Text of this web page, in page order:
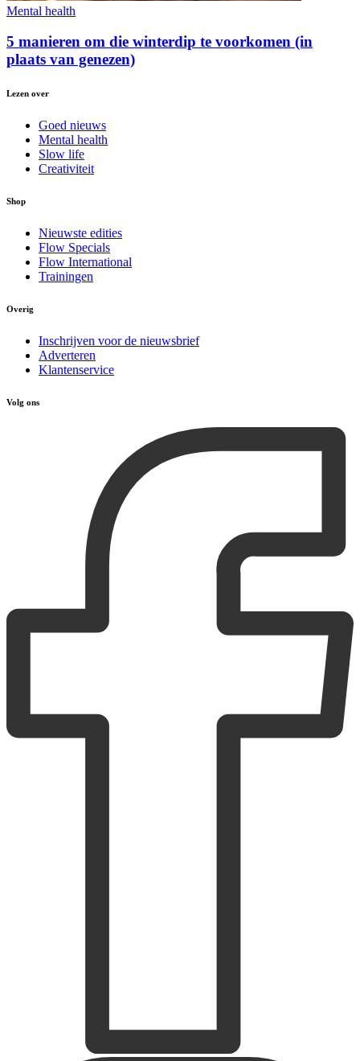
Mental health
5 manieren om die winterdip te voorkomen (in
plaats van genezen)
Lezen over
Goed nieuws
Mental health
Slow life
Creativiteit
Shop
Nieuwste edities
Flow Specials
Flow International
Trainingen
Overig
Inschrijven voor de nieuwsbrief
Adverteren
Klantenservice
Volg ons